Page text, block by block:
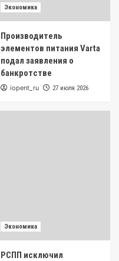
Экономика
Производитель
элементов питания Varta
подал заявления о
банкротстве
iopent_ru 27 июля 2026
Экономика
РСПП исключил